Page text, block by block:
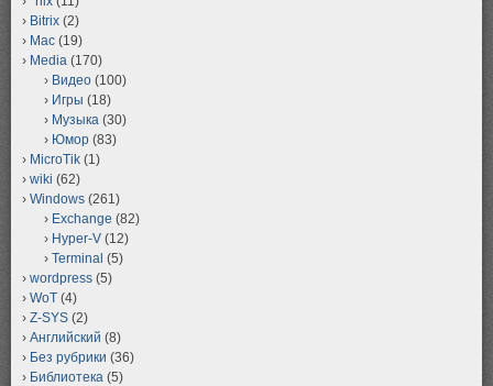
Bitrix (2)
Mac (19)
Media (170)
Видео (100)
Игры (18)
Музыка (30)
Юмор (83)
MicroTik (1)
wiki (62)
Windows (261)
Exchange (82)
Hyper-V (12)
Terminal (5)
wordpress (5)
WoT (4)
Z-SYS (2)
Английский (8)
Без рубрики (36)
Библиотека (5)